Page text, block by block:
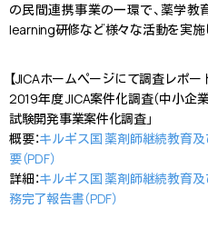
の民間連携事業の一環で、薬学教
learning研修など様々な活動を実施
【JICAホームページにて調査レポー
2019年度 JICA案件化調査（中小企
試験開発事業案件化調査」
概要：キルギス国 薬剤師継続教育
要（PDF）
詳細：キルギス国 薬剤師継続教育
務完了報告書（PDF）